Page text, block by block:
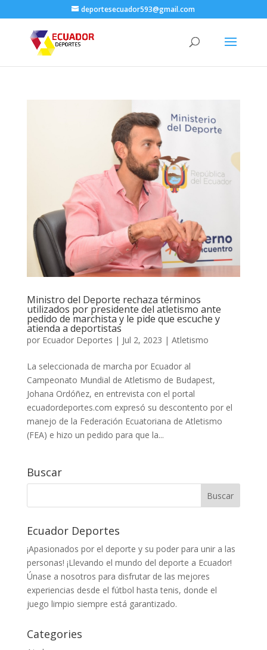
deportesecuador593@gmail.com
Ministro del Deporte rechaza términos
utilizados por presidente del atletismo ante
pedido de marchista y le pide que escuche y
atienda a deportistas
por Ecuador Deportes | Jul 2, 2023 | Atletismo
La seleccionada de marcha por Ecuador al
Campeonato Mundial de Atletismo de Budapest,
Johana Ordóñez, en entrevista con el portal
ecuadordeportes.com expresó su descontento por el
manejo de la Federación Ecuatoriana de Atletismo
(FEA) e hizo un pedido para que la...
Buscar
Ecuador Deportes
¡Apasionados por el deporte y su poder para unir a las
personas! ¡Llevando el mundo del deporte a Ecuador!
Únase a nosotros para disfrutar de las mejores
experiencias desde el fútbol hasta tenis, donde el
juego limpio siempre está garantizado.
Categories